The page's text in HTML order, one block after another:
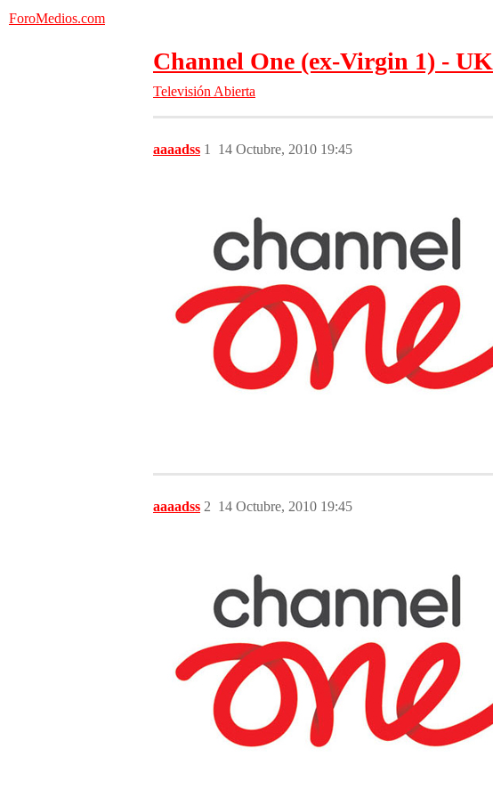
ForoMedios.com
Channel One (ex-Virgin 1) - UK
Televisión Abierta
aaaadss 14 Octubre, 2010 19:45
1
aaaadss 14 Octubre, 2010 19:45
2